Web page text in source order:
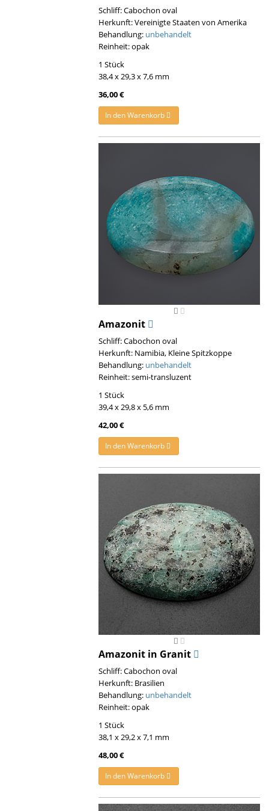
Schliff: Cabochon oval
Herkunft: Vereinigte Staaten von Amerika
Behandlung: unbehandelt
Reinheit: opak
1 Stück
38,4 x 29,3 x 7,6 mm
36,00 €
In den Warenkorb
Amazonit
Schliff: Cabochon oval
Herkunft: Namibia, Kleine Spitzkoppe
Behandlung: unbehandelt
Reinheit: semi-transluzent
1 Stück
39,4 x 29,8 x 5,6 mm
42,00 €
In den Warenkorb
Amazonit in Granit
Schliff: Cabochon oval
Herkunft: Brasilien
Behandlung: unbehandelt
Reinheit: opak
1 Stück
38,1 x 29,2 x 7,1 mm
48,00 €
In den Warenkorb